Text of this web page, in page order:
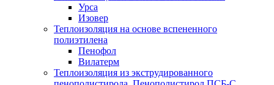
Урса
Изовер
Теплоизоляция на основе вспененного
полиэтилена
Пенофол
Вилатерм
Теплоизоляция из экструдированного